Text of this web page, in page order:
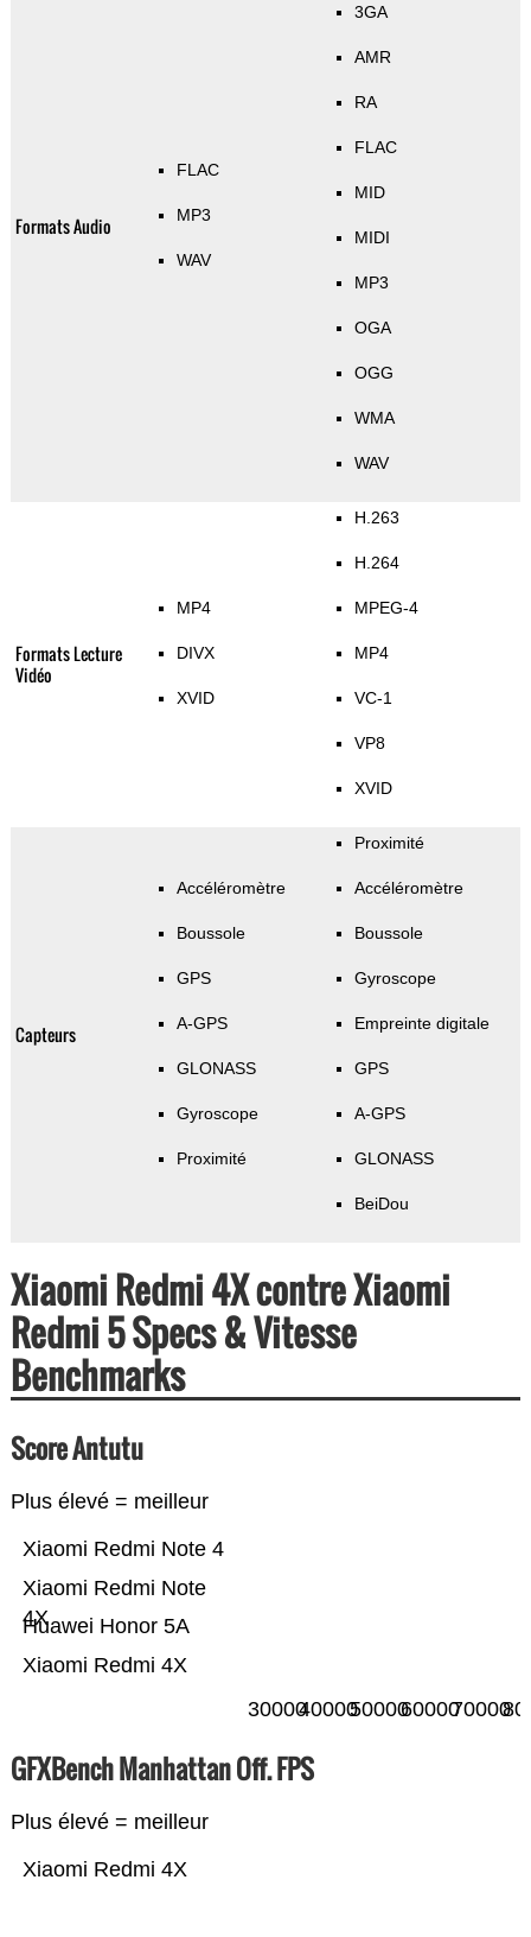
Formats Audio
FLAC
MP3
WAV
3GA
AMR
RA
FLAC
MID
MIDI
MP3
OGA
OGG
WMA
WAV
Formats Lecture
Vidéo
MP4
DIVX
XVID
H.263
H.264
MPEG-4
MP4
VC-1
VP8
XVID
Capteurs
Accéléromètre
Boussole
GPS
A-GPS
GLONASS
Gyroscope
Proximité
Proximité
Accéléromètre
Boussole
Gyroscope
Empreinte digitale
GPS
A-GPS
GLONASS
BeiDou
Xiaomi Redmi 4X contre Xiaomi
Redmi 5 Specs & Vitesse
Benchmarks
Score Antutu
Plus élevé = meilleur
Xiaomi Redmi 4X
Huawei Honor 5A
Xiaomi Redmi Note
4X
Xiaomi Redmi Note 4
3000040000500006000070000
GFXBench Manhattan Off. FPS
Plus élevé = meilleur
Xiaomi Redmi 4X